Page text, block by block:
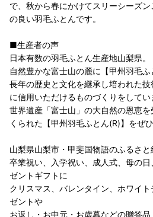
で、秋から春にかけてスリーシーズ
の良い羽毛ふとんです。
■生産者の声
日本有数の羽毛ふとん生産地山梨県。
自然豊かな富士山の麓に【甲州羽毛ふ
長年の歴史と文化を継承し培われた
に信用いただけるものづくりをしてい
世界遺産「富士山」の大自然の恩恵
くられた【甲州羽毛ふとん(R)】をぜ
山梨県山梨市・甲斐国物語のふるさと
卒業祝い、入学祝い、成人式、母の
ゼントギフトに
クリスマス、バレンタイン、ホワイ
ゼントや
お返し・お中元・お歳暮などの贈答